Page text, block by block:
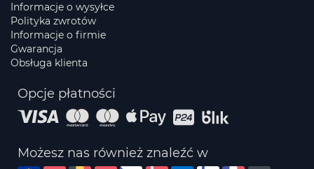
Informacje o wysyłce
Polityka zwrotów
Informacje o firmie
Gwarancja
Obsługa klienta
Opcje płatności
Możesz nas również znaleźć w